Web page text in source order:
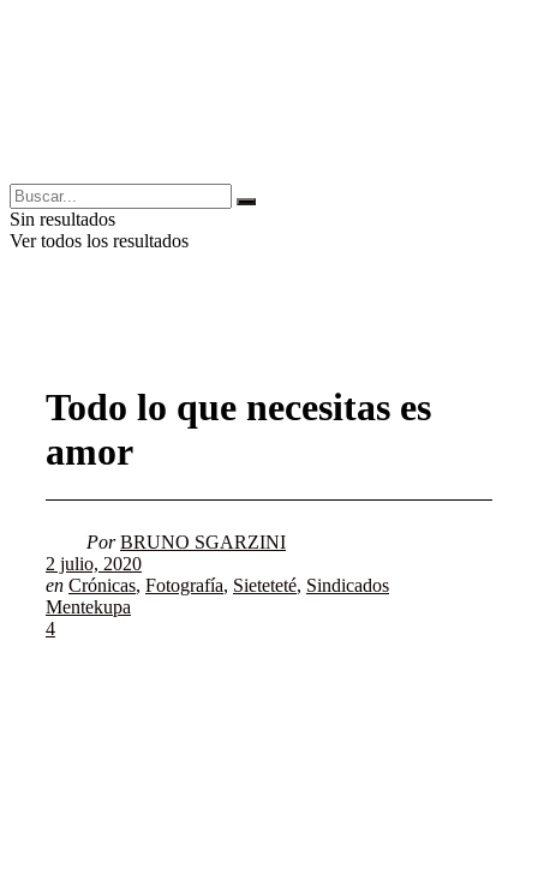
Sin resultados
Ver todos los resultados
Todo lo que necesitas es
amor
Por BRUNO SGARZINI
2 julio, 2020
en Crónicas, Fotografía, Sieteteté, Sindicados
Mentekupa
4